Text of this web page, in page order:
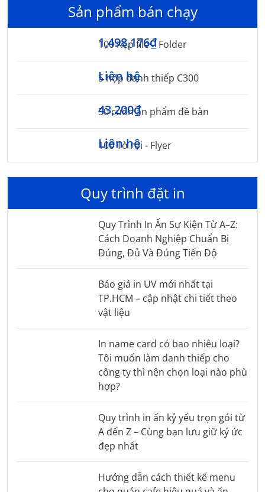
Sản phẩm bán chạy
100 Kẹp file – Folder
1,498,176₫
5 hộp danh thiếp C300
Liên hệ
50 cuốn ấn phẩm đề bàn
43,200₫
100 Tờ rơi - Flyer
Liên hệ
Quy trình đặt in
Quy Trình In Ấn Sự Kiện Từ A–Z:
Cách Doanh Nghiệp Chuẩn Bị
Đúng, Đủ Và Đúng Tiến Độ
Báo giá in UV mới nhất tại
TP.HCM – cập nhật chi tiết theo
vật liệu
In name card có bao nhiêu loại?
Tôi muốn làm danh thiếp cho
công ty thì nên chọn loại nào phù
hợp?
Quy trình in ấn kỷ yếu trọn gói từ
A đến Z – Cùng bạn lưu giữ ký ức
đẹp nhất
Hướng dẫn cách thiết kế menu